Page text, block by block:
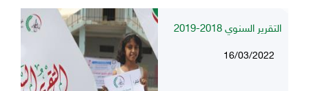
التقرير السنوي 2018-2019
16/03/2022